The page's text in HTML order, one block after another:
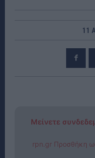
11
Μείνετε
rpn.gr Προσθήκη